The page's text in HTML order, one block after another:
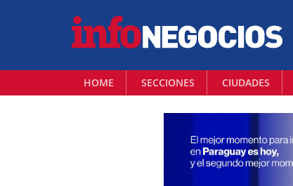
HOME SECCIONES CIUDADES